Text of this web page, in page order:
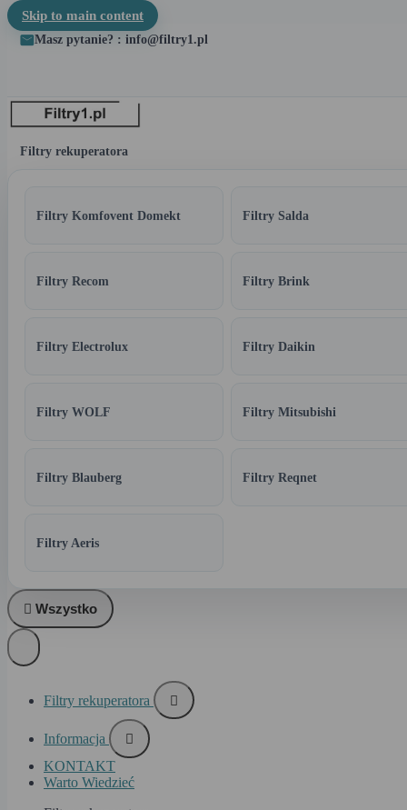
Skip to main content
Masz pytanie? : info@filtry1.pl
Filtry rekuperatora
Filtry Komfovent Domekt Filtry Salda
Filtry Recom Filtry Brink
Filtry Electrolux Filtry Daikin
Filtry WOLF Filtry Mitsubishi
Filtry Blauberg Filtry Reqnet
Filtry Aeris
 Wszystko
Filtry rekuperatora 
Informacja

KONTAKT
Warto Wiedzieć